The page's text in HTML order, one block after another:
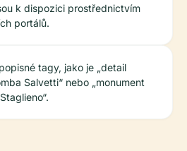
k dispozici prostřednictvím
portálů.
tagy, jako je „detail
Salvetti“ nebo „monument